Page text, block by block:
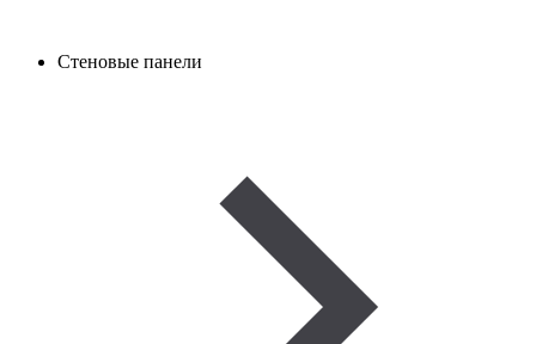
Стеновые панели